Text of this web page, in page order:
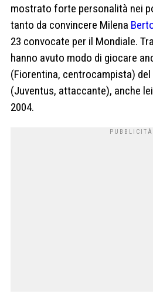
mostrato forte personalità nei
tanto da convincere Milena
23 convocate per il Mondiale.
hanno avuto modo di giocare
(Fiorentina, centrocampista) del
(Juventus, attaccante), anche
2004.